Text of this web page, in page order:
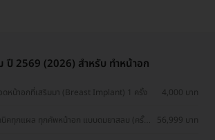
ปี 2569 (2026) สำหรับ ทำหน้าอก
ดหน้าอกที่เสริมมา (Breast Implant) 1 ครั้ง 4,000 บาท
คทุกแผล ทุกคัพหน้าอก แบบดมยาสลบ (ครั้ง
56,999 บาท